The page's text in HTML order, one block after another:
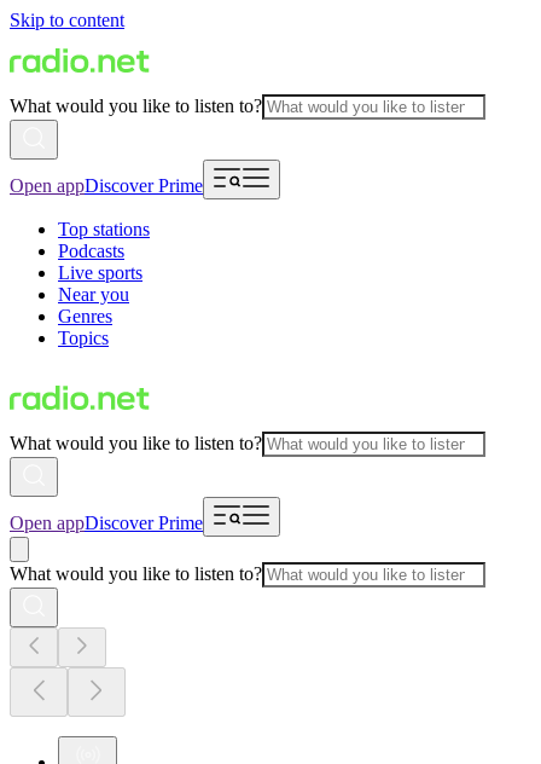
Skip to content
What would you like to listen to?
Open appDiscover Prime
Top stations
Podcasts
Live sports
Near you
Genres
Topics
What would you like to listen to?
Open appDiscover Prime
What would you like to listen to?